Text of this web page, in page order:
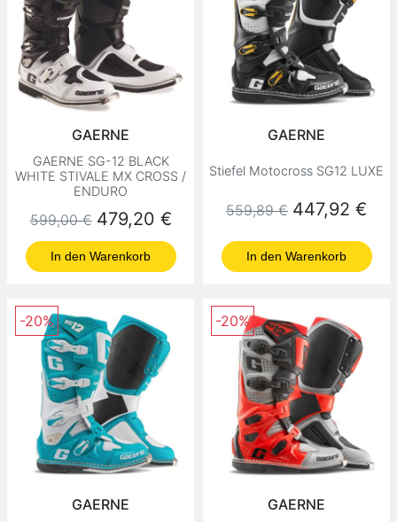
GAERNE
GAERNE SG-12 BLACK
WHITE STIVALE MX CROSS /
ENDURO
Normaler Preis
599,00 € Preis
479,20 €
In den Warenkorb
GAERNE
Stiefel Motocross SG12 LUXE
Normaler Preis
559,89 € Preis
447,92 €
In den Warenkorb
GAERNE
-20%
GAERNE
-20%